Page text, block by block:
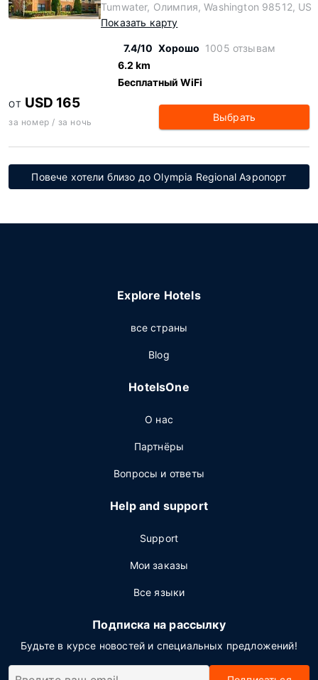
Tumwater, Олимпия, Washington 98512, US
Показать карту
7.4/10 Хорошо 1005 отзывам
6.2 km
Бесплатный WiFi
ОТ USD 165
за номер / за ночь Выбрать
Повече хотели близо до Olympia Regional Аэропорт
Explore Hotels
все страны
Blog
HotelsOne
О нас
Партнёры
Вопросы и ответы
Help and support
Support
Мои заказы
Все языки
Подписка на рассылку
Будьте в курсе новостей и специальных предложений!